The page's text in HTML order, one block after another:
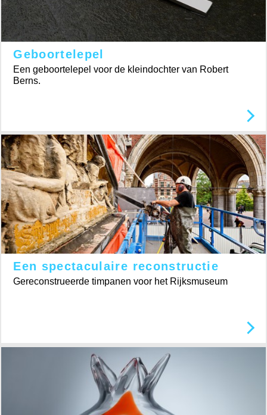
Geboortelepel
Een geboortelepel voor de kleindochter van Robert
Berns.
Een spectaculaire reconstructie
Gereconstrueerde timpanen voor het Rijksmuseum